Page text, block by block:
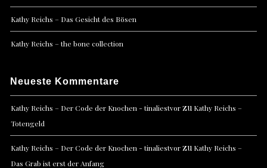
Kathy Reichs – Das Gesicht des Bösen
Kathy Reichs – the bone collection
Neueste Kommentare
Kathy Reichs – Der Code der Knochen - tinaliestvorzu Kathy Reichs –
Totengeld
Kathy Reichs – Der Code der Knochen - tinaliestvorzu Kathy Reichs –
Das Grab ist erst der Anfang